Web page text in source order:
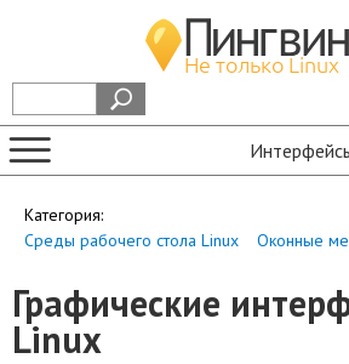
Графические
Linux
Категория:
Среды рабочего стола Linux
Оконные